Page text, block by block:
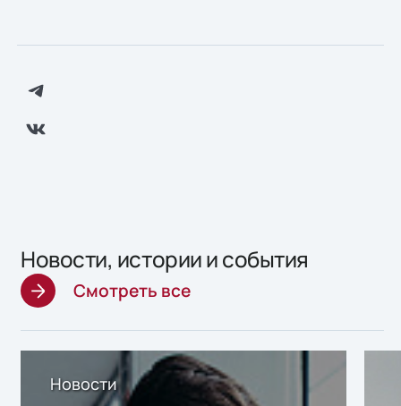
Новости, истории и события
Смотреть все
Новости